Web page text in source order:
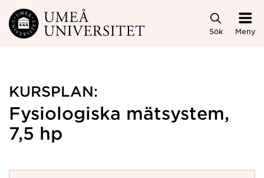
Hoppa direkt till innehållet
Sök Meny
KURSPLAN:
Fysiologiska mätsystem,
7,5 hp